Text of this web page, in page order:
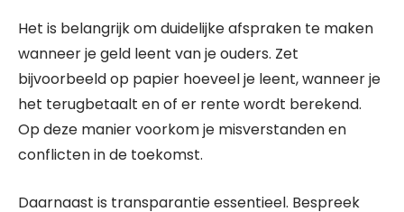
Het is belangrijk om duidelijke afspraken te maken
wanneer je geld leent van je ouders. Zet
bijvoorbeeld op papier hoeveel je leent, wanneer je
het terugbetaalt en of er rente wordt berekend.
Op deze manier voorkom je misverstanden en
conflicten in de toekomst.
Daarnaast is transparantie essentieel. Bespreek